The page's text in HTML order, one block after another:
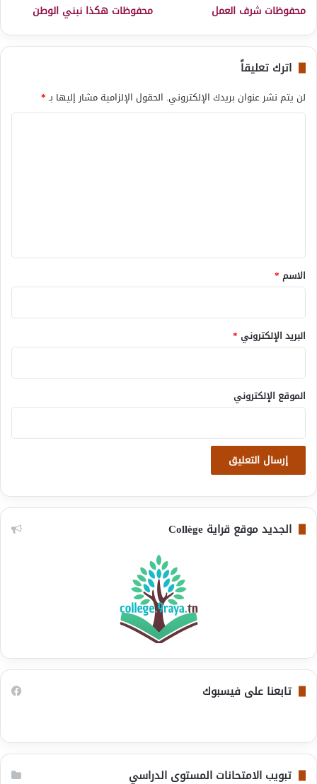
محفوظات شرف العمل محفوظات هكذا نبني الوطن
اترك تعليقاً
لن يتم نشر عنوان بريدك الإلكتروني. الحقول الإلزامية مشار إليها بـ*
*
الاسم *
البريد الإلكتروني *
الموقع الإلكتروني
الجديد موقع قراية Collège
تابعنا على فيسبوك
تبويب الامتحانات المستوى الدراسي